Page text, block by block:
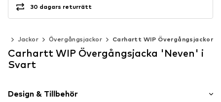
30 dagars returrätt
Jackor Övergångsjackor Carhartt WIP Övergångsjackor
Carhartt WIP Övergångsjacka 'Neven' i
Svart
Design & Tillbehör